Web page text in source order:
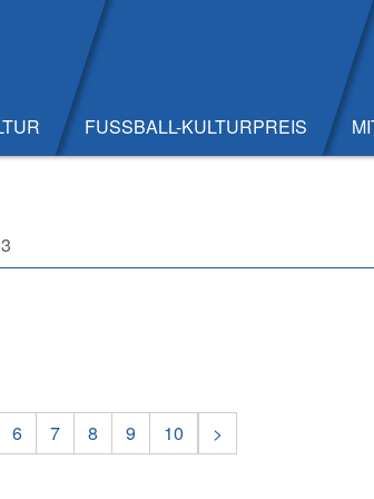
FUSSBALL-KULTURPREIS
6 7 8 9 10 >